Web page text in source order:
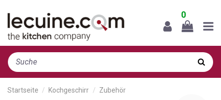
0
Startseite Kochgeschirr Zubehör